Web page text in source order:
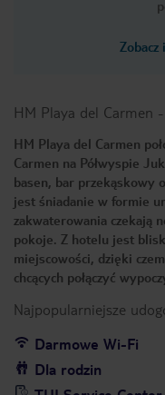
HM Playa del Carmen -
HM Playa del Carmen
Carmen na Półwyspie
basen, bar przekąskowy
jest śniadanie w formie
zakwaterowania czekają
pokoje. Z hotelu jest
miejscowości, dzięki
chcących połączyć
Najpopularniejsze
Darmowe Wi-Fi
Dla rodzin